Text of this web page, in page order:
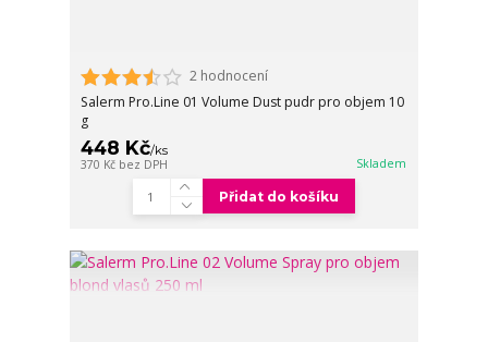
2 hodnocení
Salerm Pro.Line 01 Volume Dust pudr pro objem 10
g
448 Kč/ks
370 Kč bez DPH Skladem
Přidat do košíku